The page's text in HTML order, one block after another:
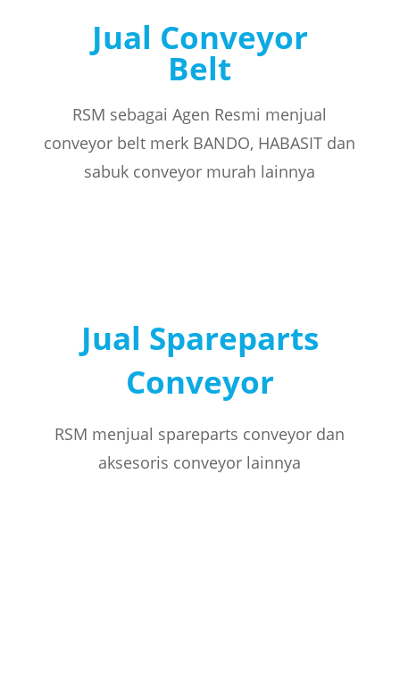
Jual Conveyor
Belt
RSM sebagai Agen Resmi menjual
conveyor belt merk BANDO, HABASIT dan
sabuk conveyor murah lainnya
Jual Spareparts
Conveyor
RSM menjual spareparts conveyor dan
aksesoris conveyor lainnya